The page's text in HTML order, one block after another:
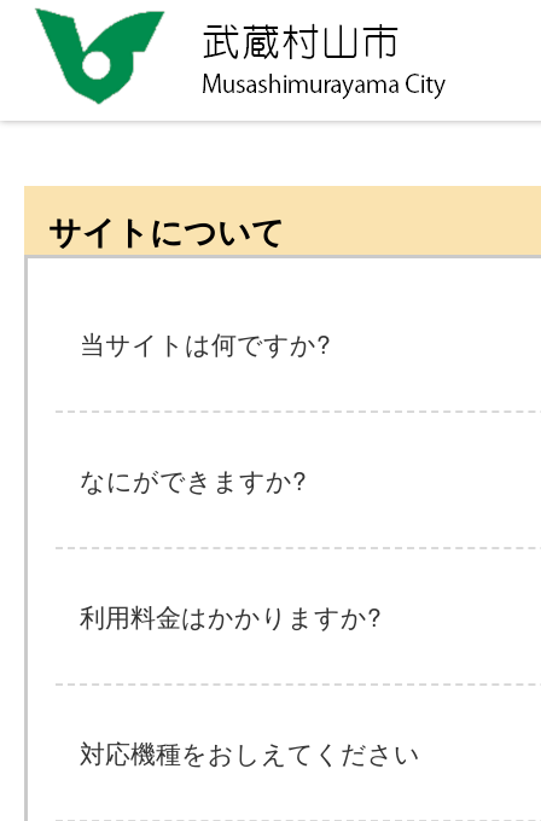
サイトについて
当サイトは何ですか?
なにができますか?
利用料金はかかりますか?
対応機種をおしえてください